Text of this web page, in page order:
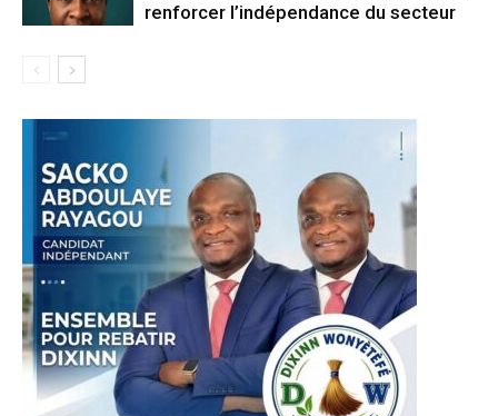
renforcer l’indépendance du secteur